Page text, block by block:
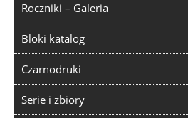
Roczniki – Galeria
Bloki katalog
Czarnodruki
Serie i zbiory